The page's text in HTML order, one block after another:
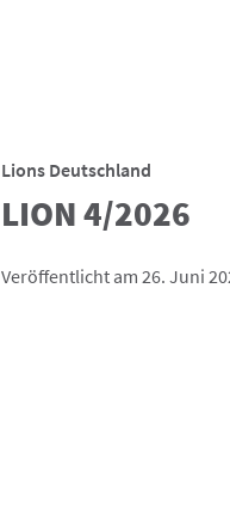
Lions Deutschland
LION 4/2026
Veröffentlicht am 26. Juni